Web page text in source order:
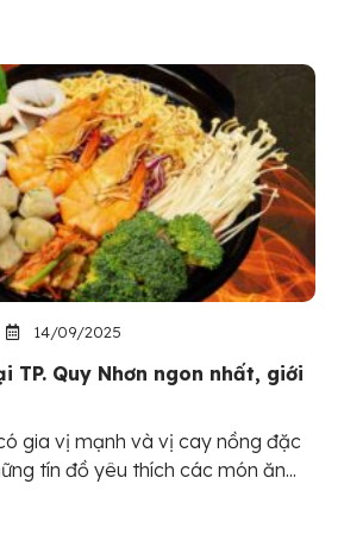
14/09/2025
TP. Quy Nhơn ngon nhất, giới
gia vị mạnh và vị cay nồng đặc
tín đồ yêu thích các món ăn...